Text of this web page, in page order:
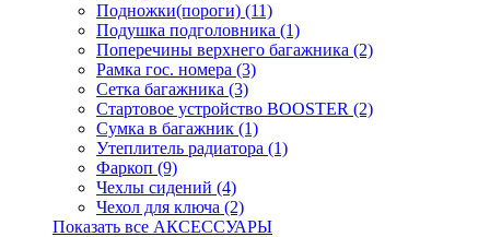
Подножки(пороги) (11)
Подушка подголовника (1)
Поперечины верхнего багажника (2)
Рамка гос. номера (3)
Сетка багажника (3)
Стартовое устройство BOOSTER (2)
Сумка в багажник (1)
Утеплитель радиатора (1)
Фаркоп (9)
Чехлы сидений (4)
Чехол для ключа (2)
Показать все АКСЕССУАРЫ